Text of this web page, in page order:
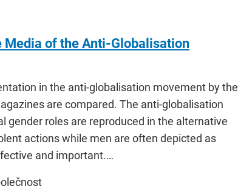
Media of the Anti-Globalisation
in the anti-globalisation movement by the
are compared. The anti-globalisation
gender roles are reproduced in the alternative
actions while men are often depicted as
and important.…